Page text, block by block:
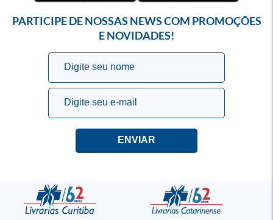
PARTICIPE DE NOSSAS NEWS COM PROMOÇÕES
E NOVIDADES!